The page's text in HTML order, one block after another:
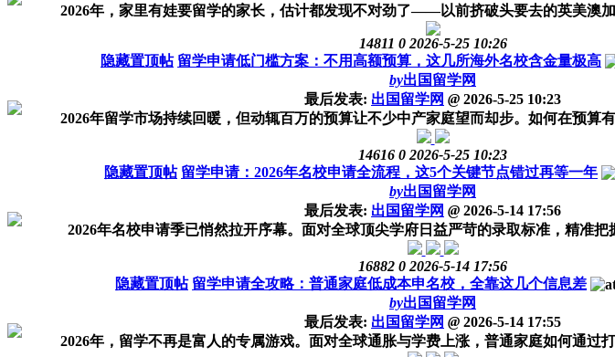
2026年，家里有娃要留学的家长，估计都发现不对劲了——以前挤破头要去的英美澳
14811 0 2026-5-25 10:26
隐藏置顶帖 留学申请低门槛方案：不用高额预算，这几所海外名校含金量极高
by出国留学网
最后发表: 出国留学网 @ 2026-5-25 10:23
2026年留学市场持续回暖，但动辄百万的预算让不少中产家庭望而却步。如何在预算
14616 0 2026-5-25 10:23
隐藏置顶帖 留学申请：2026年名校申请全流程，这5个关键节点错过再等一年
by出国留学网
最后发表: 出国留学网 @ 2026-5-14 17:56
2026年名校申请季已悄然拉开序幕。面对全球顶尖学府日益严苛的录取标准，精准把
16882 0 2026-5-14 17:56
隐藏置顶帖 留学申请全攻略：普通家庭低成本申名校，全靠这几个信息差
by出国留学网
最后发表: 出国留学网 @ 2026-5-14 17:55
2026年，留学不再是富人的专属游戏。面对全球通胀与学费上涨，普通家庭如何通过